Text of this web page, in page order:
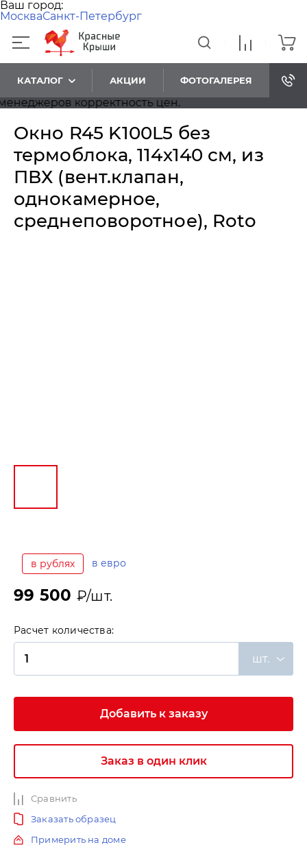
Ваш город:
МоскваСанкт-Петербург
КАТАЛОГ АКЦИИ ФОТОГАЛЕРЕЯ
корректность цен.
Окно R45 K100L5 без
термоблока, 114х140 см, из
ПВХ (вент.клапан,
однокамерное,
среднеповоротное), Roto
в рублях в евро
99 500 ₽/шт.
Расчет количества:
шт.
Добавить к заказу
Заказ в один клик
Сравнить
Заказать образец
Примерить на доме